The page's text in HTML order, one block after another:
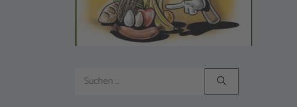
Suchen
nach: